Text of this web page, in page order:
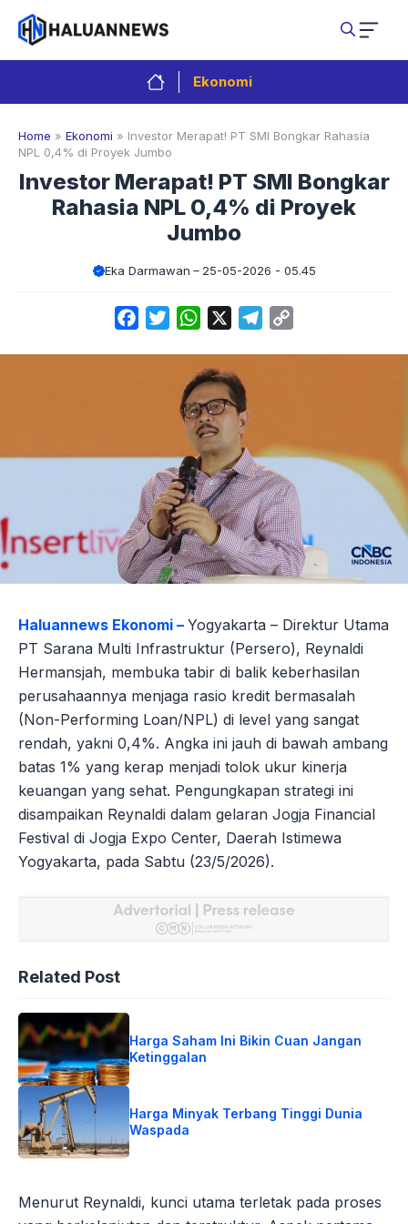
Langsung
isi
Ekonomi
Home » Ekonomi » Investor Merapat! PT SMI Bongkar Rahasia
NPL 0,4% di Proyek Jumbo
Investor Merapat! PT SMI Bongkar
Rahasia NPL 0,4% di Proyek
Jumbo
Eka Darmawan 25-05-2026 - 05.45
FacebookTwitterWhatsApp Telegram
Haluannews Ekonomi – Yogyakarta – Direktur Utama
PT Sarana Multi Infrastruktur (Persero), Reynaldi
Hermansjah, membuka tabir di balik keberhasilan
perusahaannya menjaga rasio kredit bermasalah
(Non-Performing Loan/NPL) di level yang sangat
rendah, yakni 0,4%. Angka ini jauh di bawah ambang
batas 1% yang kerap menjadi tolok ukur kinerja
keuangan yang sehat. Pengungkapan strategi ini
disampaikan Reynaldi dalam gelaran Jogja Financial
Festival di Jogja Expo Center, Daerah Istimewa
Yogyakarta, pada Sabtu (23/5/2026).
Related Post
Harga Saham Ini Bikin Cuan Jangan
Ketinggalan
Harga Minyak Terbang Tinggi Dunia
Waspada
Menurut Reynaldi, kunci utama terletak pada proses